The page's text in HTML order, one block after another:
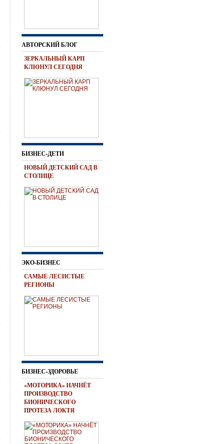
АВТОРСКИЙ БЛОГ
ЗЕРКАЛЬНЫЙ КАРП
КЛЮНУЛ СЕГОДНЯ
БИЗНЕС-ДЕТИ
НОВЫЙ ДЕТСКИЙ САД В
СТОЛИЦЕ
ЭКО-БИЗНЕС
САМЫЕ ЛЕСИСТЫЕ
РЕГИОНЫ
БИЗНЕС-ЗДОРОВЬЕ
«МОТОРИКА» НАЧНЁТ
ПРОИЗВОДСТВО
БИОНИЧЕСКОГО
ПРОТЕЗА ЛОКТЯ